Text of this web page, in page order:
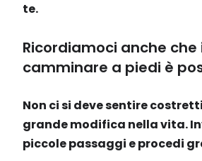
te.
Ricordiamoci anche che
camminare a piedi è
Non ci si deve sentire
grande modifica nella vita.
piccole passaggi e procedi